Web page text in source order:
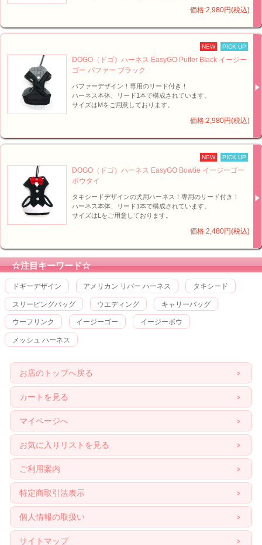
価格:2,980円(税込)
NEW PICK UP
DOGO（ドゴ）ハーネス EasyGO Puffer Black イージー
ゴー パファー ブラック
パファーデザイン！専用のリード付き！
ハーネス本体、リード1本で構成されています。
サイズはMをご用意しております。
価格:2,980円(税込)
NEW PICK UP
DOGO（ドゴ）ハーネス EasyGO Bowtie イージーゴー
ボウタイ
タキシードデザインの犬用ハーネス！専用のリード付き！
ハーネス本体、リード1本で構成されています。
サイズはLをご用意しております。
価格:2,480円(税込)
☆注目キーワード☆
ドギーデザイン アメリカン リバー ハーネス タキシード
スリーピングバッグ ウエディング キャリーバッグ
ウーフリンク イージーゴー イージーボウ
メッシュ ハーネス
お店のトップへ戻る
カートを見る
マイページへ
お気に入りリストを見る
ご利用案内
特定商取引法表示
個人情報の取扱い
サイトマップ